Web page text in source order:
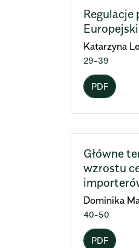
Katarzyna
29-39
PDF
Główne
wzrostu
Dominika
40-50
PDF